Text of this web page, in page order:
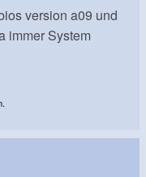
version a09 und
immer System